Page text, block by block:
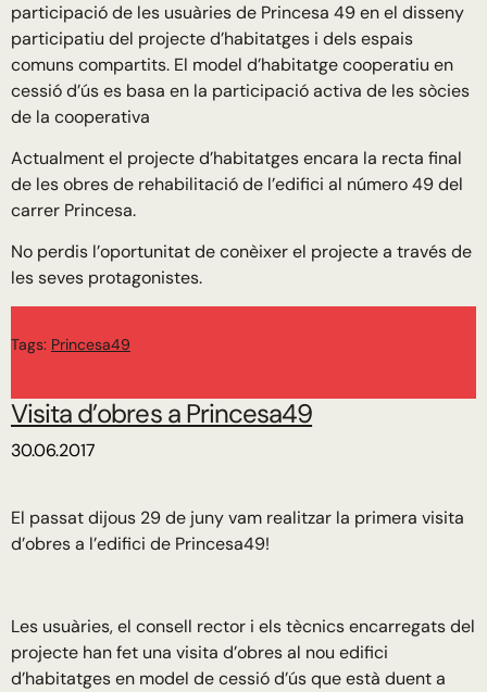
participació de les usuàries de Princesa 49 en el disseny
participatiu del projecte d’habitatges i dels espais
comuns compartits. El model d’habitatge cooperatiu en
cessió d’ús es basa en la participació activa de les sòcies
de la cooperativa
Actualment el projecte d’habitatges encara la recta final
de les obres de rehabilitació de l’edifici al número 49 del
carrer Princesa.
No perdis l’oportunitat de conèixer el projecte a través de
les seves protagonistes.
Tags: Princesa49
Visita d’obres a Princesa49
30.06.2017
El passat dijous 29 de juny vam realitzar la primera visita
d’obres a l’edifici de Princesa49!
Les usuàries, el consell rector i els tècnics encarregats del
projecte han fet una visita d’obres al nou edifici
d’habitatges en model de cessió d’ús que està duent a